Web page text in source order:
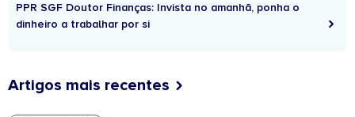
PPR SGF Doutor Finanças: Invista no amanhã, ponha o
dinheiro a trabalhar por si
Artigos mais recentes